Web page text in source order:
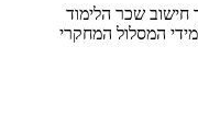
המסלול המחקרי